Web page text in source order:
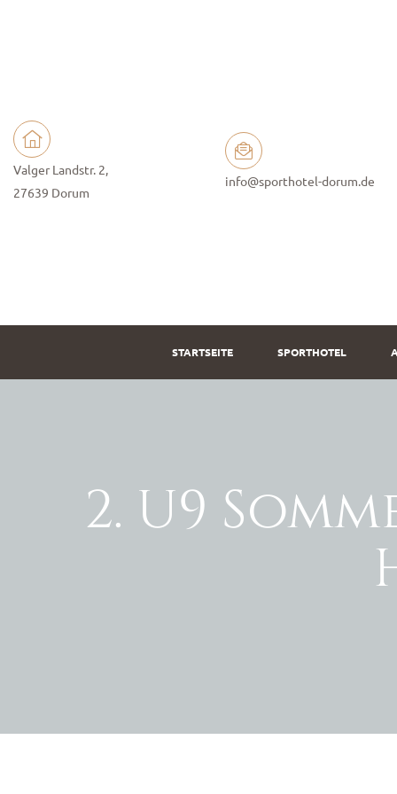
Valger Landstr. 2,
27639 Dorum
info@sporthotel-dorum.de
STARTSEITE SPORTHOTEL
2. U9